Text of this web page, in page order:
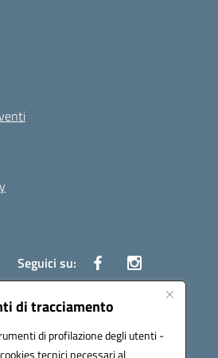
di tracciamento
di profilazione degli utenti -
tecnici necessari al
Seguici su: